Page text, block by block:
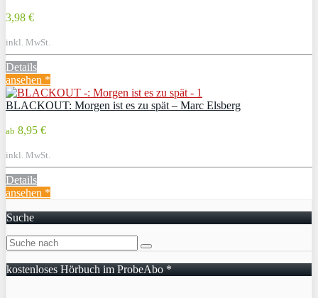
3,98 €
inkl. MwSt.
Details
ansehen *
BLACKOUT: Morgen ist es zu spät – Marc Elsberg
ab 8,95 €
inkl. MwSt.
Details
ansehen *
Suche
kostenloses Hörbuch im ProbeAbo *